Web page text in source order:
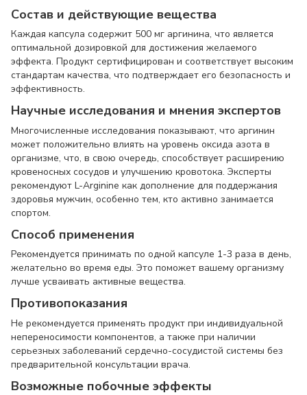
Состав и действующие вещества
Каждая капсула содержит 500 мг аргинина, что является
оптимальной дозировкой для достижения желаемого
эффекта. Продукт сертифицирован и соответствует высоким
стандартам качества, что подтверждает его безопасность и
эффективность.
Научные исследования и мнения экспертов
Многочисленные исследования показывают, что аргинин
может положительно влиять на уровень оксида азота в
организме, что, в свою очередь, способствует расширению
кровеносных сосудов и улучшению кровотока. Эксперты
рекомендуют L-Arginine как дополнение для поддержания
здоровья мужчин, особенно тем, кто активно занимается
спортом.
Способ применения
Рекомендуется принимать по одной капсуле 1-3 раза в день,
желательно во время еды. Это поможет вашему организму
лучше усваивать активные вещества.
Противопоказания
Не рекомендуется применять продукт при индивидуальной
непереносимости компонентов, а также при наличии
серьезных заболеваний сердечно-сосудистой системы без
предварительной консультации врача.
Возможные побочные эффекты